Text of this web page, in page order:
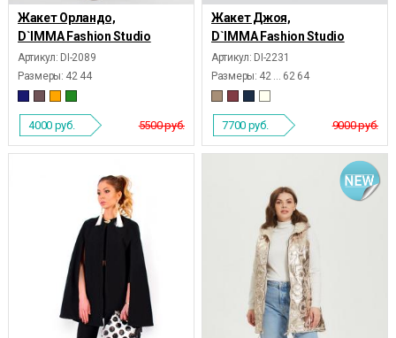
Жакет Орландо,
D`IMMA Fashion Studio
Артикул: DI-2089
Размеры: 42 44
5500 руб.
4000 руб.
Жакет Джоя,
D`IMMA Fashion Studio
Артикул: DI-2231
Размеры: 42 ... 62 64
9000 руб.
7700 руб.